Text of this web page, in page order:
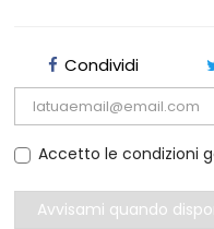
Condividi
Accetto le condizioni
Avvisami quando